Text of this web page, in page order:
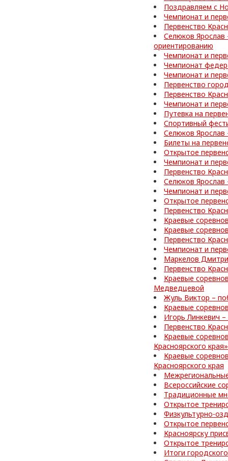
Поздравляем с
Чемпионат и
Первенство
Селюков Ярослав
ориентированию
Чемпионат и
Чемпионат
Чемпионат и
Первенство
Первенство
Чемпионат и
Путевка на
Спортивный
Селюков Ярослав
Билеты на
Открытое
Чемпионат и
Первенство
Селюков Ярослав
Чемпионат и
Открытое
Первенство
Краевые
Краевые
Первенство
Чемпионат и
Маркелов
Первенство
Краевые
Медведцевой
Жуль Виктор –
Краевые
Игорь Линкевич
Первенство
Краевые
Красноярского края»
Краевые
Красноярского края
Всероссийские
Традиционные
Открытое
Физкультурно-
Открытое
Красноярску
Открытое
Итоги